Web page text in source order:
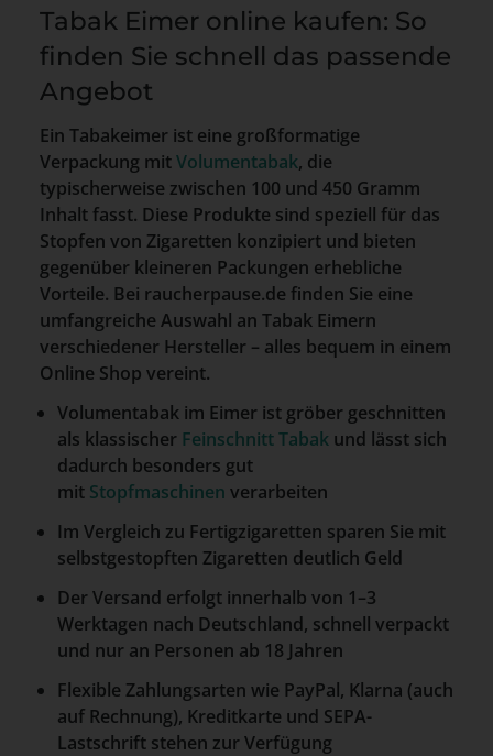
Tabak Eimer online kaufen: So
finden Sie schnell das passende
Angebot
Ein Tabakeimer ist eine großformatige
Verpackung mitVolumentabak, die
typischerweise zwischen 100 und 450 Gramm
Inhalt fasst. Diese Produkte sind speziell für das
Stopfen von Zigaretten konzipiert und bieten
gegenüber kleineren Packungen erhebliche
Vorteile. Bei raucherpause.de finden Sie eine
umfangreiche Auswahl an Tabak Eimern
verschiedener Hersteller – alles bequem in einem
Online Shop vereint.
Volumentabak im Eimer ist gröber geschnitten
als klassischer Feinschnitt Tabak und lässt sich
dadurch besonders gut
mit Stopfmaschinen verarbeiten
Im Vergleich zu Fertigzigaretten sparen Sie mit
selbstgestopften Zigaretten deutlich Geld
Der Versand erfolgt innerhalb von 1–3
Werktagen nach Deutschland, schnell verpackt
und nur an Personen ab 18 Jahren
Flexible Zahlungsarten wie PayPal, Klarna (auch
auf Rechnung), Kreditkarte und SEPA-
Lastschrift stehen zur Verfügung